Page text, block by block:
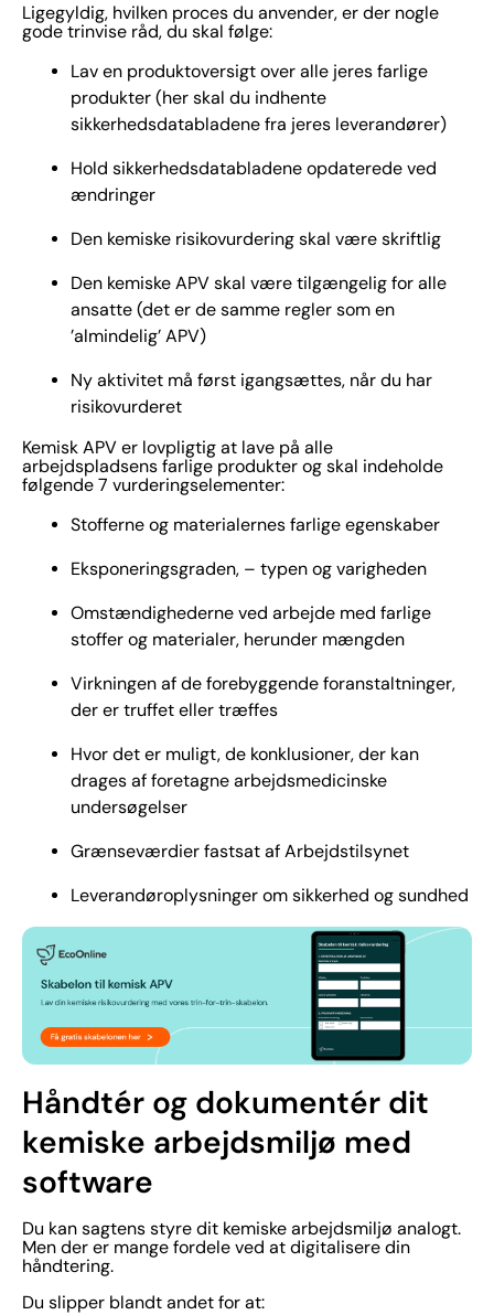
Ligegyldig, hvilken proces du anvender, er der nogle
gode trinvise råd, du skal følge:
Lav en produktoversigt over alle jeres farlige
produkter (her skal du indhente
sikkerhedsdatabladene fra jeres leverandører)
Hold sikkerhedsdatabladene opdaterede ved
ændringer
Den kemiske risikovurdering skal være skriftlig
Den kemiske APV skal være tilgængelig for alle
ansatte (det er de samme regler som en
’almindelig’ APV)
Ny aktivitet må først igangsættes, når du har
risikovurderet
Kemisk APV er lovpligtig at lave på alle
arbejdspladsens farlige produkter og skal indeholde
følgende 7 vurderingselementer:
Stofferne og materialernes farlige egenskaber
Eksponeringsgraden, – typen og varigheden
Omstændighederne ved arbejde med farlige
stoffer og materialer, herunder mængden
Virkningen af de forebyggende foranstaltninger,
der er truffet eller træffes
Hvor det er muligt, de konklusioner, der kan
drages af foretagne arbejdsmedicinske
undersøgelser
Grænseværdier fastsat af Arbejdstilsynet
Leverandøroplysninger om sikkerhed og sundhed
Håndtér og dokumentér dit
kemiske arbejdsmiljø med
software
Du kan sagtens styre dit kemiske arbejdsmiljø analogt.
Men der er mange fordele ved at digitalisere din
håndtering.
Du slipper blandt andet for at: